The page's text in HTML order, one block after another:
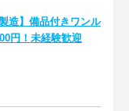
造】備品付きワンル
円！未経験歓迎